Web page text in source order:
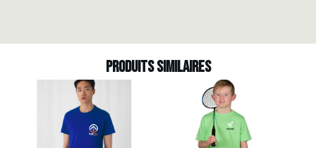
Produits similaires